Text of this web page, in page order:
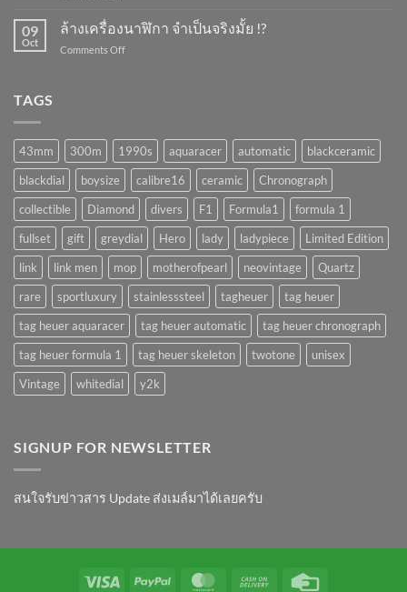
!?เครื่อง
09
Oct
ล้างเครื่องนาฬิกา จำเป็นจริงมั้ย !?
Comments Offon
มั้ย
!?
TAGS
43mm 300m 1990s aquaracer automatic
blackceramic
blackdial
boysize calibre16 ceramic
Chronograph
collectible
Diamond divers F1 Formula1
formula 1
fullset
gift greydial Hero lady ladypiece
Limited Edition
link
link men mop motherofpearl neovintage
Quartz
rare
sportluxury stainlesssteel tagheuer
tag heuer
tag heuer aquaracer
tag heuer automatic
tag heuer chronograph
tag heuer formula 1
tag heuer skeleton twotone
unisex
Vintage
whitedial y2k
SIGNUP FOR NEWSLETTER
สนใจรับข่าวสาร Update ส่งเมล์มาได้เลยครับ
Visa PayPal MasterCardCash